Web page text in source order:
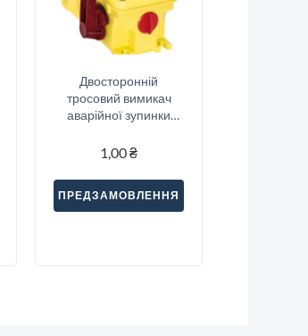
Двосторонній
тросовий вимикач
аварійної зупинки
1,00₴
ПРЕДЗАМОВЛЕННЯ